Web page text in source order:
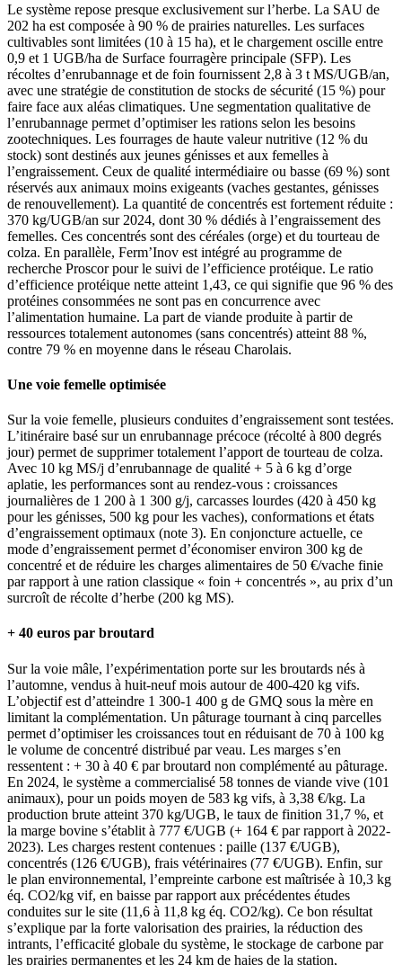
Le système repose presque exclusivement sur l’herbe. La SAU de
202 ha est composée à 90 % de prairies naturelles. Les surfaces
cultivables sont limitées (10 à 15 ha), et le chargement oscille entre
0,9 et 1 UGB/ha de Surface fourragère principale (SFP). Les
récoltes d’enrubannage et de foin fournissent 2,8 à 3 t MS/UGB/an,
avec une stratégie de constitution de stocks de sécurité (15 %) pour
faire face aux aléas climatiques. Une segmentation qualitative de
l’enrubannage permet d’optimiser les rations selon les besoins
zootechniques. Les fourrages de haute valeur nutritive (12 % du
stock) sont destinés aux jeunes génisses et aux femelles à
l’engraissement. Ceux de qualité intermédiaire ou basse (69 %) sont
réservés aux animaux moins exigeants (vaches gestantes, génisses
de renouvellement). La quantité de concentrés est fortement réduite :
370 kg/UGB/an sur 2024, dont 30 % dédiés à l’engraissement des
femelles. Ces concentrés sont des céréales (orge) et du tourteau de
colza. En parallèle, Ferm’Inov est intégré au programme de
recherche Proscor pour le suivi de l’efficience protéique. Le ratio
d’efficience protéique nette atteint 1,43, ce qui signifie que 96 % des
protéines consommées ne sont pas en concurrence avec
l’alimentation humaine. La part de viande produite à partir de
ressources totalement autonomes (sans concentrés) atteint 88 %,
contre 79 % en moyenne dans le réseau Charolais.
Une voie femelle optimisée
Sur la voie femelle, plusieurs conduites d’engraissement sont testées.
L’itinéraire basé sur un enrubannage précoce (récolté à 800 degrés
jour) permet de supprimer totalement l’apport de tourteau de colza.
Avec 10 kg MS/j d’enrubannage de qualité + 5 à 6 kg d’orge
aplatie, les performances sont au rendez-vous : croissances
journalières de 1 200 à 1 300 g/j, carcasses lourdes (420 à 450 kg
pour les génisses, 500 kg pour les vaches), conformations et états
d’engraissement optimaux (note 3). En conjoncture actuelle, ce
mode d’engraissement permet d’économiser environ 300 kg de
concentré et de réduire les charges alimentaires de 50 €/vache finie
par rapport à une ration classique « foin + concentrés », au prix d’un
surcroît de récolte d’herbe (200 kg MS).
+ 40 euros par broutard
Sur la voie mâle, l’expérimentation porte sur les broutards nés à
l’automne, vendus à huit-neuf mois autour de 400-420 kg vifs.
L’objectif est d’atteindre 1 300-1 400 g de GMQ sous la mère en
limitant la complémentation. Un pâturage tournant à cinq parcelles
permet d’optimiser les croissances tout en réduisant de 70 à 100 kg
le volume de concentré distribué par veau. Les marges s’en
ressentent : + 30 à 40 € par broutard non complémenté au pâturage.
En 2024, le système a commercialisé 58 tonnes de viande vive (101
animaux), pour un poids moyen de 583 kg vifs, à 3,38 €/kg. La
production brute atteint 370 kg/UGB, le taux de finition 31,7 %, et
la marge bovine s’établit à 777 €/UGB (+ 164 € par rapport à 2022-
2023). Les charges restent contenues : paille (137 €/UGB),
concentrés (126 €/UGB), frais vétérinaires (77 €/UGB). Enfin, sur
le plan environnemental, l’empreinte carbone est maîtrisée à 10,3 kg
éq. CO2/kg vif, en baisse par rapport aux précédentes études
conduites sur le site (11,6 à 11,8 kg éq. CO2/kg). Ce bon résultat
s’explique par la forte valorisation des prairies, la réduction des
intrants, l’efficacité globale du système, le stockage de carbone par
les prairies permanentes et les 24 km de haies de la station,